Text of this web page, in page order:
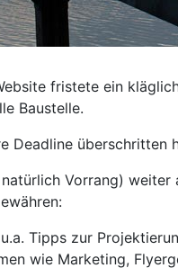
fristete ein
Baustelle.
Deadline
Vorrang)
Tipps zur
wie Marketing,